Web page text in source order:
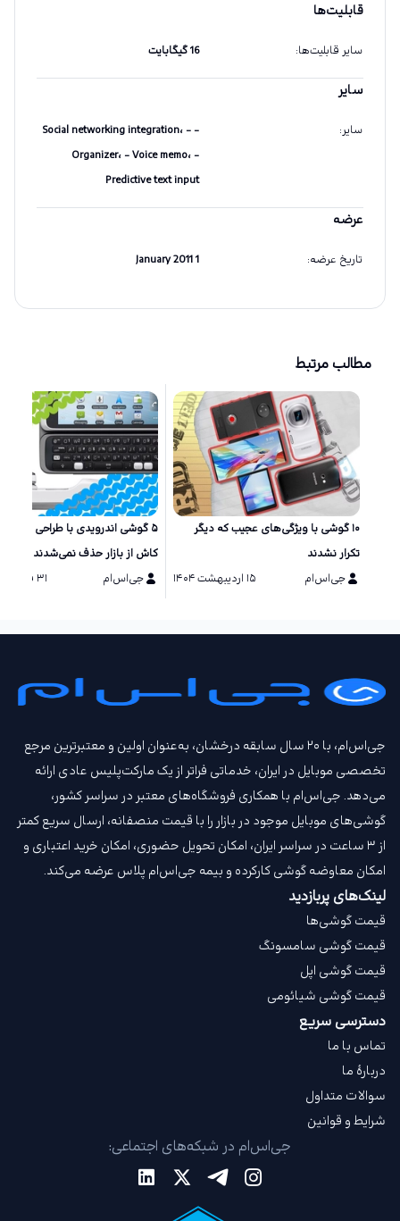
قابلیت‌ها
سایر قابلیت‌ها: 16 گیگابایت
سایر
سایر:
- Social networking integration، -
Organizer، - Voice memo، -
Predictive text input
عرضه
تاریخ عرضه:
1 January 2011
مطالب مرتبط
۱۰ گوشی‌ با ویژگی‌های عجیب که دیگر
تکرار نشدند
جی‌اس‌ام
۱۵ اردیبهشت ۱۴۰۴
۵ گوشی اندرویدی با طراحی خاص
کاش از بازار حذف نمی‌شدند
جی‌اس‌ام
۳۱ فروردین ۱۴۰۴
جی‌اس‌ام، با ۲۰ سال سابقه درخشان، به‌عنوان اولین و معتبرترین مرجع
تخصصی موبایل در ایران، خدماتی فراتر از یک مارکت‌پلیس عادی ارائه
می‌دهد. جی‌اس‌ام با همکاری فروشگاه‌های معتبر در سراسر کشور،
گوشی‌های موبایل موجود در بازار را با قیمت‌ منصفانه، ارسال سریع کمتر
از ۳ ساعت در سراسر ایران، امکان تحویل حضوری، امکان خرید اعتباری و
امکان معاوضه گوشی کارکرده و بیمه جی‌اس‌ام‌ پلاس عرضه می‌کند.
لینک‌های پربازدید
قیمت گوشی‌ها
قیمت گوشی سامسونگ
قیمت گوشی اپل
قیمت گوشی شیائومی
دسترسی سریع
تماس با ما
دربارهٔ ما
سوالات متداول
شرایط و قوانین
جی‌اس‌ام در شبکه‌های اجتماعی: